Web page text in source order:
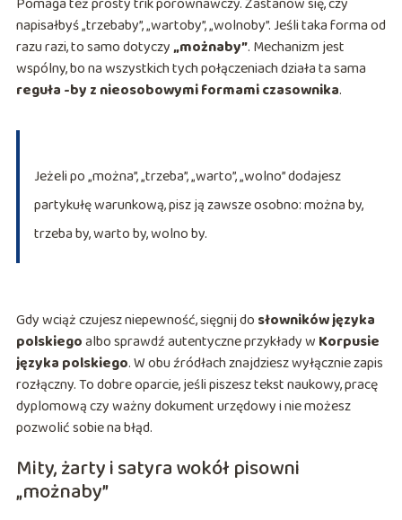
napisałbyś „trzebaby”, „wartoby”, „wolnoby”. Jeśli taka forma od
razu razi, to samo dotyczy„możnaby”. Mechanizm jest
wspólny, bo na wszystkich tych połączeniach działa ta sama
reguła -by z nieosobowymi formami czasownika.
Jeżeli po „można”, „trzeba”, „warto”, „wolno” dodajesz
partykułę warunkową, pisz ją zawsze osobno: można by,
trzeba by, warto by, wolno by.
Gdy wciąż czujesz niepewność, sięgnij do słowników języka
polskiegoalbo sprawdź autentyczne przykłady w Korpusie
języka polskiego. W obu źródłach znajdziesz wyłącznie zapis
rozłączny. To dobre oparcie, jeśli piszesz tekst naukowy, pracę
dyplomową czy ważny dokument urzędowy i nie możesz
pozwolić sobie na błąd.
Mity, żarty i satyra wokół pisowni
„możnaby”